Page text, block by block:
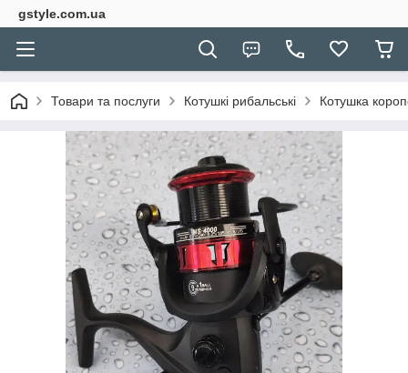
gstyle.com.ua
Товари та послуги Котушкі рибальські Котушка